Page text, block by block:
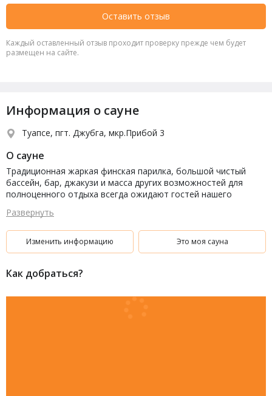
Оставить отзыв
Каждый оставленный отзыв проходит проверку прежде чем будет
размещен на сайте.
Информация о сауне
Туапсе, пгт. Джубга, мкр.Прибой 3
О сауне
Традиционная жаркая финская парилка, большой чистый
бассейн, бар, джакузи и масса других возможностей для
полноценного отдыха всегда ожидают гостей нашего
Развернуть
Изменить информацию Это моя сауна
Как добраться?